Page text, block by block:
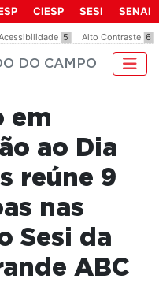
5 Alto Contraste 6
CIESP SESI SENAI
DO CAMPO
em
ao Dia
reúne 9
nas
Sesi da
ABC